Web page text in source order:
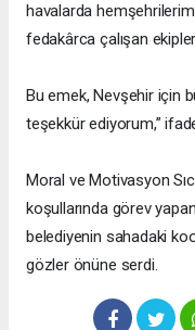
havalarda
fedakârca çalışan
Bu emek, Nevşehir için
teşekkür ediyorum,”
Moral ve Motivasyon
koşullarında görev
belediyenin sahadaki
gözler önüne serdi.